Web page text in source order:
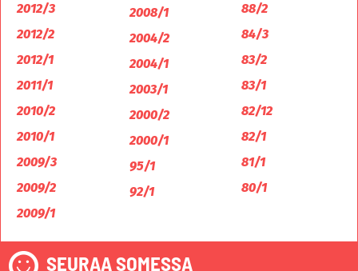
2012/3
2012/2
2012/1
2011/1
2010/2
2010/1
2009/3
2009/2
2009/1
2008/1
2004/2
2004/1
2003/1
2000/2
2000/1
95/1
92/1
88/2
84/3
83/2
83/1
82/12
82/1
81/1
80/1
SEURAA SOMESSA